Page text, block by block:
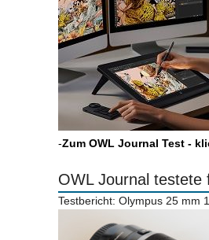
-Zum OWL Journal Test -
OWL Journal testete
Testbericht: Olympus 25 mm